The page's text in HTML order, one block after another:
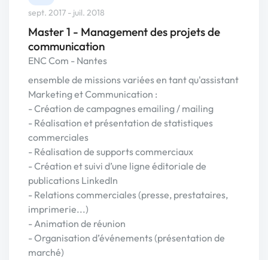
sept. 2017 - juil. 2018
Master 1 - Management des projets de
communication
ENC Com - Nantes
ensemble de missions variées en tant qu'assistant
Marketing et Communication :
- Création de campagnes emailing / mailing
- Réalisation et présentation de statistiques
commerciales
- Réalisation de supports commerciaux
- Création et suivi d’une ligne éditoriale de
publications LinkedIn
- Relations commerciales (presse, prestataires,
imprimerie...)
- Animation de réunion
- Organisation d’événements (présentation de
marché)